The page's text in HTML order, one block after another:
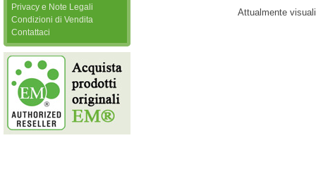
Attualmente
Privacy e Note Legali
Condizioni di Vendita
Contattaci